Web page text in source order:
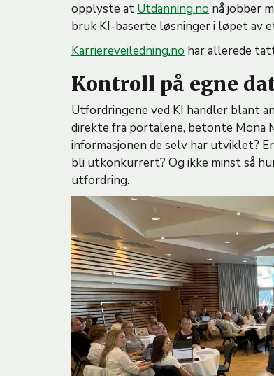
opplyste at Utdanning.no nå jobber
bruk KI-baserte løsninger i løpet av
Karriereveiledning.no har allerede
Kontroll på egne
Utfordringene ved KI handler blant
direkte fra portalene, betonte Mona
informasjonen de selv har utviklet?
bli utkonkurrert? Og ikke minst så
utfordring.
i
l
d
e